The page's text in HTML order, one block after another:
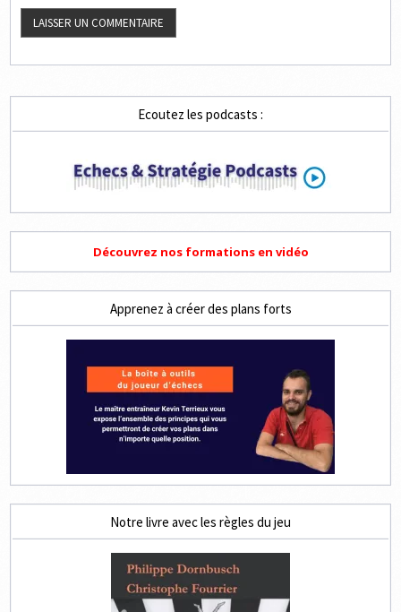
Ecoutez les podcasts :
Découvrez nos formations en vidéo
Apprenez à créer des plans forts
Notre livre avec les règles du jeu